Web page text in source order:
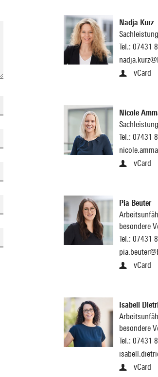
Nadja Kurz
Tel.: 07431
vCard
Nicole
Tel.: 07431
vCard
Pia Beuter
besondere
Tel.: 07431
vCard
Isabell
besondere
Tel.: 07431
vCard